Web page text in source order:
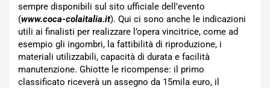
sempre disponibili sul sito ufficiale dell’evento
(www.coca-colaitalia.it). Qui ci sono anche le indicazioni
utili ai finalisti per realizzare l’opera vincitrice, come ad
esempio gli ingombri, la fattibilità di riproduzione, i
materiali utilizzabili, capacità di durata e facilità
manutenzione. Ghiotte le ricompense: il primo
classificato riceverà un assegno da 15mila euro, il